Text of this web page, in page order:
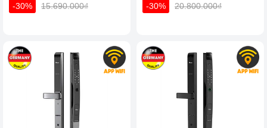
-30% 15.690.000₫ -30% 20.800.000₫